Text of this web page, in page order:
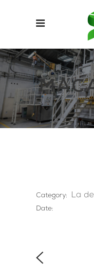
Category: La
Date: